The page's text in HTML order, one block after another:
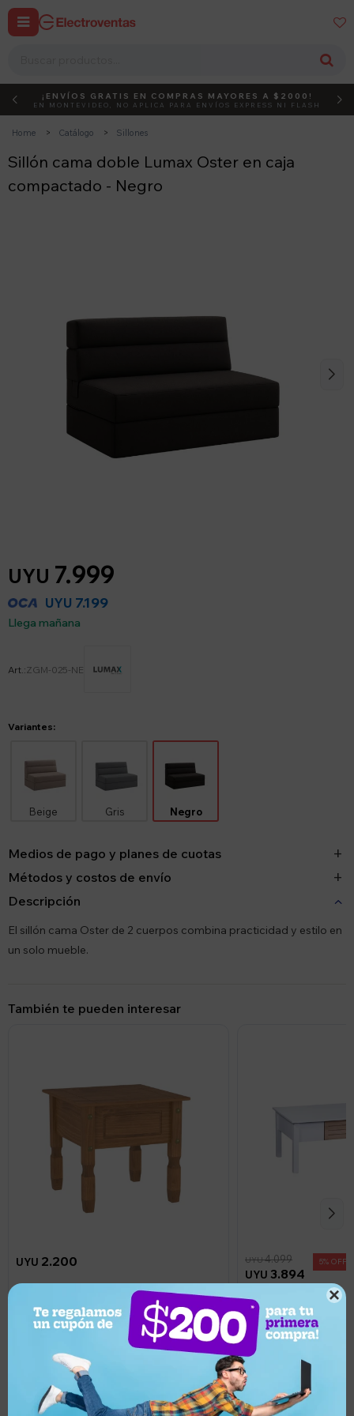

 
DEBUT ACTIVÁ EL CÓDIGO
¡ENVÍOS GRATIS EN COMPRAS MAYORES A $2000!
EN MONTEVIDEO, NO APLICA PARA ENVÍOS EXPRESS NI FLASH
Home Catálogo Sillones
Sillón cama doble Lumax Oster en caja
compactado - Negro
UYU 7.999
UYU 7.199
Llega mañana
ZGM-025-NE
Variantes:
Beige Gris Negro
Medios de pago y planes de cuotas
Métodos y costos de envío
Descripción
El sillón cama Oster de 2 cuerpos combina practicidad y estilo en
un solo mueble.
También te pueden interesar
UYU 2.200
UYU1.980
Mesa de Luz de Madera Maciza
UYU 3.894
UYU4.099 5
3.689
Mesa de centro
madera y blanco
Llega mañana